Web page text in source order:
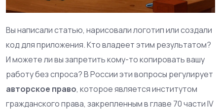
Вы написали статью, нарисовали логотип или создали
код для приложения. Кто владеет этим результатом?
И можете ли вы запретить кому-то копировать вашу
работу без спроса? В России эти вопросы регулирует
авторское право, которое являетсяинститутом
гражданского права, закрепленным в главе 70 части IV